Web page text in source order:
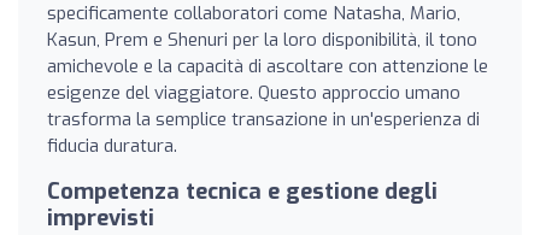
specificamente collaboratori come Natasha, Mario,
Kasun, Prem e Shenuri per la loro disponibilità, il tono
amichevole e la capacità di ascoltare con attenzione le
esigenze del viaggiatore. Questo approccio umano
trasforma la semplice transazione in un'esperienza di
fiducia duratura.
Competenza tecnica e gestione degli
imprevisti